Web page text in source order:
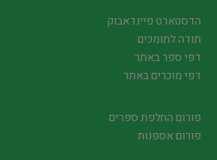
הדסטארט פיינדאבוק
תודה לתומכים
דפי ספר באתר
דפי מוכרים באתר
פורום החלפת ספרים
פורום אספנות